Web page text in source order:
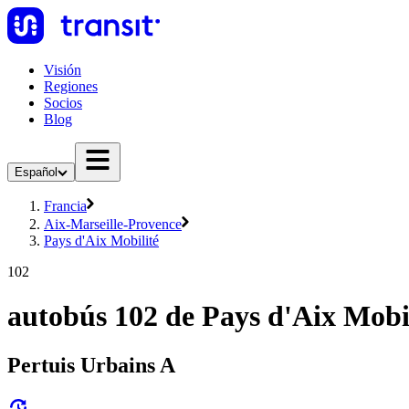
Visión
Regiones
Socios
Blog
Español
Francia
Aix-Marseille-Provence
Pays d'Aix Mobilité
102
autobús 102 de Pays d'Aix
Pertuis Urbains A